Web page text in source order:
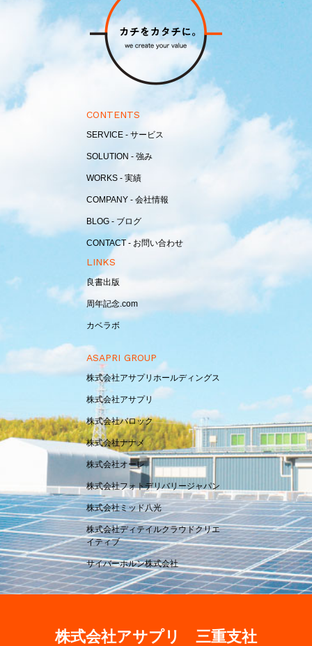
CONTENTS
SERVICE - サービス
SOLUTION - 強み
WORKS - 実績
COMPANY - 会社情報
BLOG - ブログ
CONTACT - お問い合わせ
LINKS
良書出版
周年記念.com
カベラボ
ASAPRI GROUP
株式会社アサプリホールディングス
株式会社アサプリ
株式会社バロック
株式会社ナナメ
株式会社オーレ
株式会社フォトデリバリージャパン
株式会社ミッド八光
株式会社ディテイルクラウドクリエ
イティブ
サイバーホルン株式会社
株式会社アサプリ 三重支社